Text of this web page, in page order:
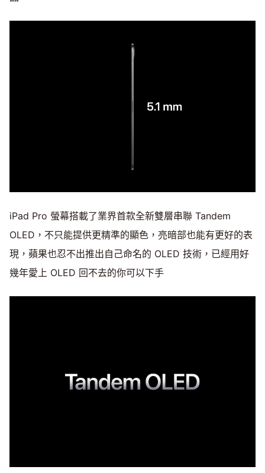
iPad Pro 螢幕搭載了業界首款全新雙層串聯 Tandem
OLED，不只能提供更精準的顯色，亮暗部也能有更好的表
現，蘋果也忍不出推出自己命名的 OLED 技術，已經用好
幾年愛上 OLED 回不去的你可以下手